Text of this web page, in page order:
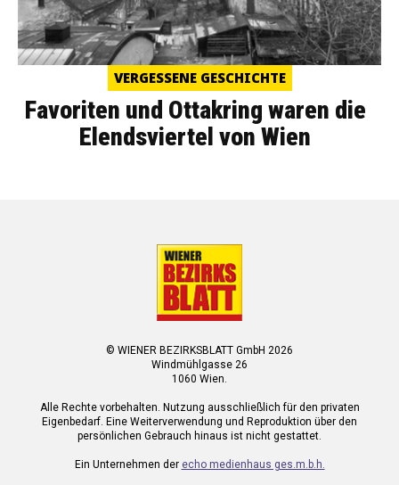
VERGESSENE GESCHICHTE
Favoriten und Ottakring waren die
Elendsviertel von Wien
© WIENER BEZIRKSBLATT GmbH 2026
Windmühlgasse 26
1060 Wien.
Alle Rechte vorbehalten. Nutzung ausschließlich für den privaten
Eigenbedarf. Eine Weiterverwendung und Reproduktion über den
persönlichen Gebrauch hinaus ist nicht gestattet.
Ein Unternehmen der echo medienhaus ges.m.b.h.